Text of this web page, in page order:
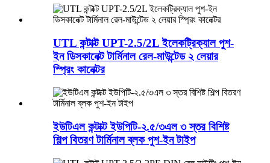
UTL কন্টাক্ট UPT-2.5/2L ইলেকট্রিক্যাল পুশ-
ইন ডিসকানেক্ট টার্মিনাল রেল-মাউন্টেড ২ লেয়ার
স্প্রিং কানেক্টর
ইউটিএল কন্টাক্ট ইউপিটি-২.৫/৩এল ৩ স্তর বিশিষ্ট
শিল্প বিতরণ টার্মিনাল ব্লক পুশ-ইন টাইপ